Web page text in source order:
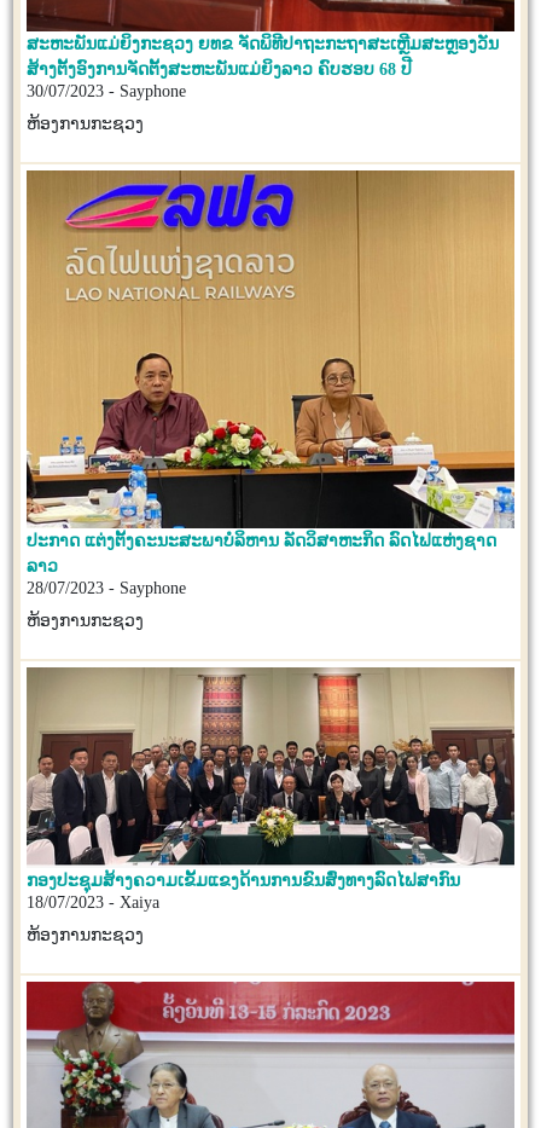
ສະຫະພັນແມ່ຍິງກະຊວງ ຍທຂ ຈັດພິທີປາຖະກະຖາສະເຫຼີມສະຫຼອງວັນ
ສ້າງຕັ້ງອົງການຈັດຕັ້ງສະຫະພັນແມ່ຍິງລາວ ຄົບຮອບ 68 ປີ
30/07/2023 - Sayphone
ຫ້ອງການກະຊວງ
ປະກາດ ແຕ່ງຕັ້ງຄະນະສະພາບໍລິຫານ ລັດວິສາຫະກິດ ລົດໄຟແຫ່ງຊາດ
ລາວ
28/07/2023 - Sayphone
ຫ້ອງການກະຊວງ
ກອງປະຊຸມສ້າງຄວາມເຂັ້ມແຂງດ້ານການຂົນສົ່ງທາງລົດໄຟສາກົນ
18/07/2023 - Xaiya
ຫ້ອງການກະຊວງ